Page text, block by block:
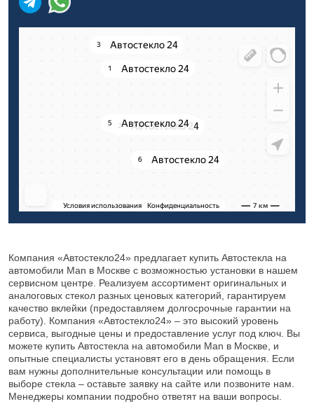
Компания «Автостекло24» предлагает купить Автостекла на
автомобили Man в Москве с возможностью установки в нашем
сервисном центре. Реализуем ассортимент оригинальных и
аналоговых стекол разных ценовых категорий, гарантируем
качество вклейки (предоставляем долгосрочные гарантии на
работу). Компания «Автостекло24» – это высокий уровень
сервиса, выгодные цены и предоставление услуг под ключ. Вы
можете купить Автостекла на автомобили Man в Москве, и
опытные специалисты установят его в день обращения. Если
вам нужны дополнительные консультации или помощь в
выборе стекла – оставьте заявку на сайте или позвоните нам.
Менеджеры компании подробно ответят на ваши вопросы.